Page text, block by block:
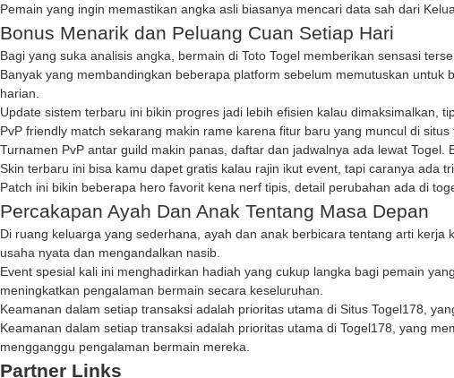
Pemain yang ingin memastikan angka asli biasanya mencari data sah dari
Bonus Menarik dan Peluang Cuan Setiap Hari
Bagi yang suka analisis angka, bermain di Toto Togel memberikan sensasi
Banyak yang membandingkan beberapa platform sebelum memutuskan untuk
harian.
Update sistem terbaru ini bikin progres jadi lebih efisien kalau dimaksimalkan,
PvP friendly match sekarang makin rame karena fitur baru yang muncul di situs
Turnamen PvP antar guild makin panas, daftar dan jadwalnya ada lewat Togel
Skin terbaru ini bisa kamu dapet gratis kalau rajin ikut event, tapi caranya ada
Patch ini bikin beberapa hero favorit kena nerf tipis, detail perubahan ada di
Percakapan Ayah Dan Anak Tentang Masa Depan
Di ruang keluarga yang sederhana, ayah dan anak berbicara tentang arti
usaha nyata dan mengandalkan nasib.
Event spesial kali ini menghadirkan hadiah yang cukup langka bagi pemain
meningkatkan pengalaman bermain secara keseluruhan.
Keamanan dalam setiap transaksi adalah prioritas utama di Situs Togel178 ,
Keamanan dalam setiap transaksi adalah prioritas utama di Togel178 , yang
mengganggu pengalaman bermain mereka.
Partner Links